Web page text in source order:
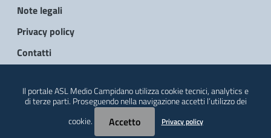
Note legali
Privacy policy
Contatti
Il portale ASL Medio Campidano utilizza cookie tecnici, analytics e
di terze parti. Proseguendo nella navigazione accetti l’utilizzo dei
cookie.
Accetto Privacy policy